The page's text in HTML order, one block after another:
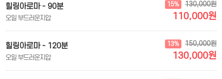
힐링아로마 - 90분
오일 부드러운지압
130,000원
15%
110,000원
힐링아로마 - 120분
오일 부드러운지압
150,000원
13%
130,000원